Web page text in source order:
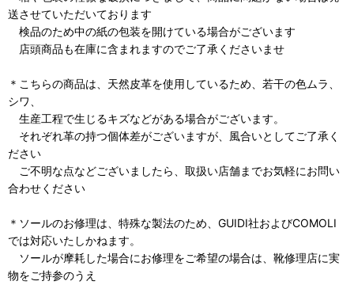
送させていただいております
検品のため中の紙の包装を開けている場合がございます
店頭商品も在庫に含まれますのでご了承くださいませ
＊こちらの商品は、天然皮革を使用しているため、若干の色ムラ、
シワ、
生産工程で生じるキズなどがある場合がございます。
それぞれ革の持つ個体差がございますが、風合いとしてご了承く
ださい
ご不明な点などございましたら、取扱い店舗までお気軽にお問い
合わせください
＊ソールのお修理は、特殊な製法のため、GUIDI社およびCOMOLI
では対応いたしかねます。
ソールが摩耗した場合にお修理をご希望の場合は、靴修理店に実
物をご持参のうえ